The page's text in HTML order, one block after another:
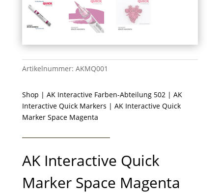
Artikelnummer: AKMQ001
Shop | AK Interactive Farben-Abteilung 502| AK
Interactive Quick Markers | AK Interactive Quick
Marker Space Magenta
AK Interactive Quick
Marker Space Magenta